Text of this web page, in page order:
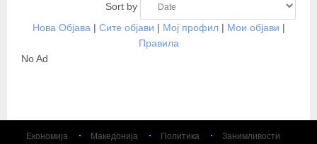
Sort by
Нова Објава | Сите објави | Мој профил| Мои објави |
Правила
No Ad
Економија Македонија Политика Занимливости